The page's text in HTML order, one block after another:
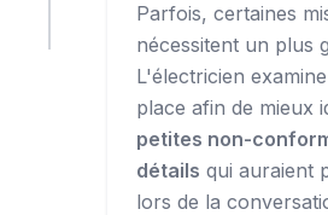
Parfois, certaines
nécessitent un plus
L'électricien
place afin de mieux
petites non-
détails qui auraient
lors de la